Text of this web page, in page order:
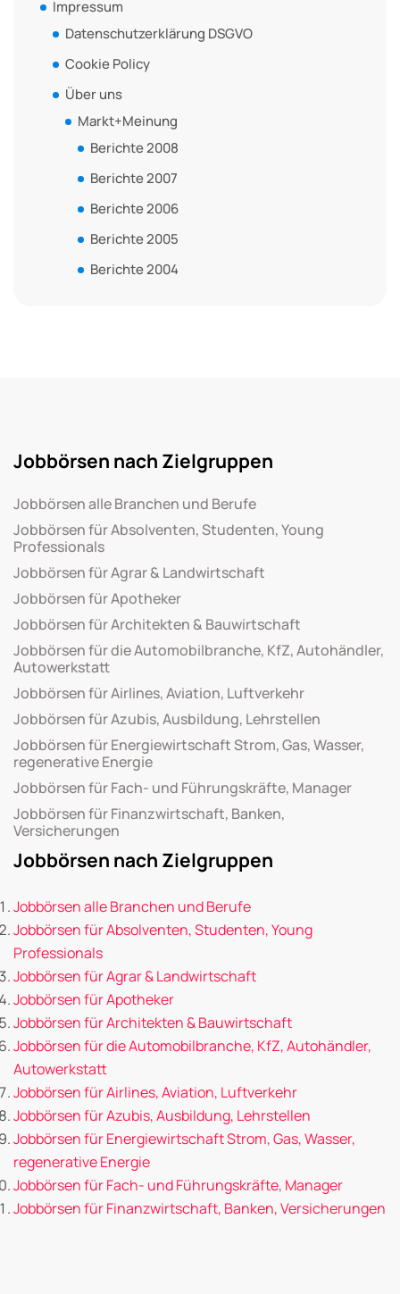
Impressum
Datenschutzerklärung DSGVO
Cookie Policy
Über uns
Markt+Meinung
Berichte 2008
Berichte 2007
Berichte 2006
Berichte 2005
Berichte 2004
Jobbörsen nach Zielgruppen
Jobbörsen alle Branchen und Berufe
Jobbörsen für Absolventen, Studenten, Young
Professionals
Jobbörsen für Agrar & Landwirtschaft
Jobbörsen für Apotheker
Jobbörsen für Architekten & Bauwirtschaft
Jobbörsen für die Automobilbranche, KfZ, Autohändler,
Autowerkstatt
Jobbörsen für Airlines, Aviation, Luftverkehr
Jobbörsen für Azubis, Ausbildung, Lehrstellen
Jobbörsen für Energiewirtschaft Strom, Gas, Wasser,
regenerative Energie
Jobbörsen für Fach- und Führungskräfte, Manager
Jobbörsen für Finanzwirtschaft, Banken,
Versicherungen
Jobbörsen nach Zielgruppen
Jobbörsen alle Branchen und Berufe
Jobbörsen für Absolventen, Studenten, Young
Professionals
Jobbörsen für Agrar & Landwirtschaft
Jobbörsen für Apotheker
Jobbörsen für Architekten & Bauwirtschaft
Jobbörsen für die Automobilbranche, KfZ, Autohändler,
Autowerkstatt
Jobbörsen für Airlines, Aviation, Luftverkehr
Jobbörsen für Azubis, Ausbildung, Lehrstellen
Jobbörsen für Energiewirtschaft Strom, Gas, Wasser,
regenerative Energie
Jobbörsen für Fach- und Führungskräfte, Manager
Jobbörsen für Finanzwirtschaft, Banken, Versicherungen